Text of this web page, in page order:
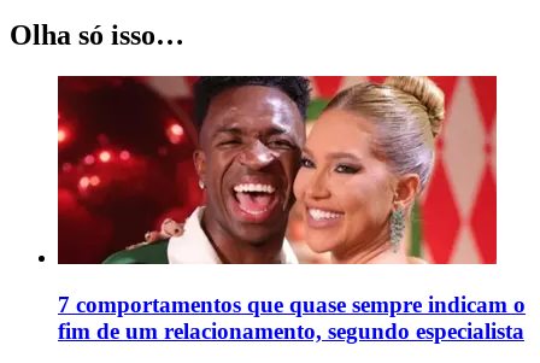
Olha só isso…
7 comportamentos que quase sempre indicam o
fim de um relacionamento, segundo especialista